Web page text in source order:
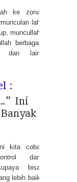
ke zona
lah
muncullah
berbagai
dan lain
:
Ini
kita coba
dan
bisa
lebih baik